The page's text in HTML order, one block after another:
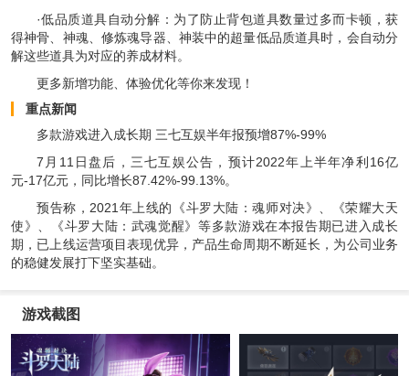
·低品质道具自动分解：为了防止背包道具数量过多而卡顿，获
得神骨、神魂、修炼魂导器、神装中的超量低品质道具时，会自动分
解这些道具为对应的养成材料。
更多新增功能、体验优化等你来发现！
重点新闻
多款游戏进入成长期 三七互娱半年报预增87%-99%
7月11日盘后，三七互娱公告，预计2022年上半年净利16亿
元-17亿元，同比增长87.42%-99.13%。
预告称，2021年上线的《斗罗大陆：魂师对决》、《荣耀大天
使》、《斗罗大陆：武魂觉醒》等多款游戏在本报告期已进入成长
期，已上线运营项目表现优异，产品生命周期不断延长，为公司业务
的稳健发展打下坚实基础。
游戏截图